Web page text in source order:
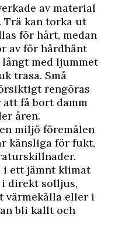
av material
Trä kan torka ut
för hårt, medan
av för hårdhänt
med ljummet
trasa. Små
rengöras
få bort damm
åren.
miljö föremålen
känsliga för fukt,
i ett jämnt klimat
direkt solljus,
värmekälla eller i
bli kallt och